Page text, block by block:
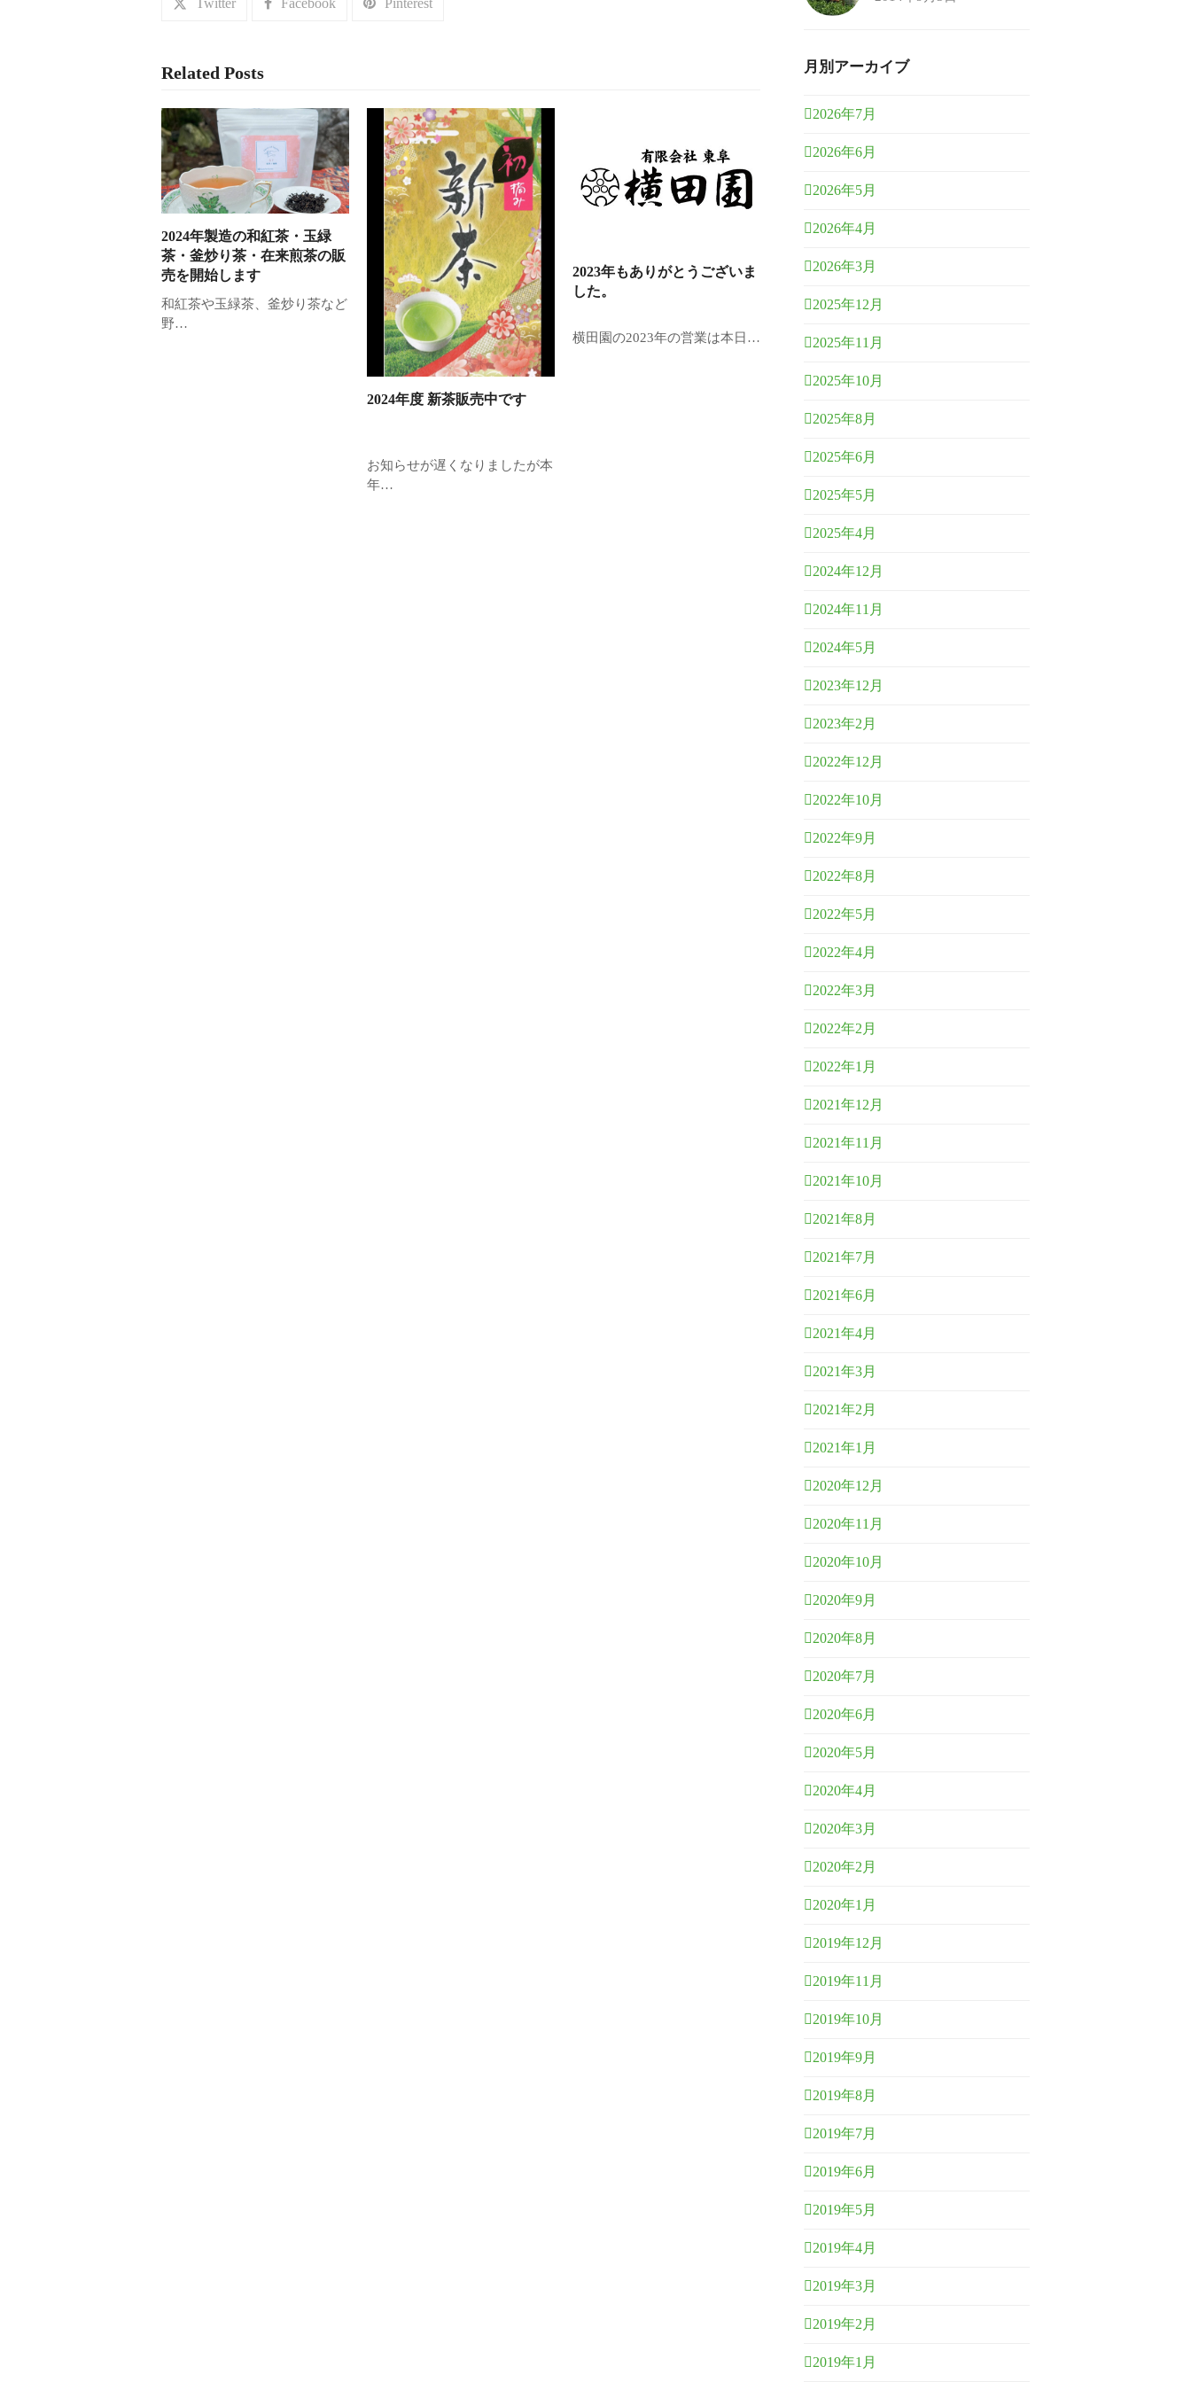
Twitter Facebook Pinterest
Related Posts
2024年製造の和紅茶・玉緑
茶・釜炒り茶・在来煎茶の販
売を開始します
和紅茶や玉緑茶、釜炒り茶など
野…
2024年度 新茶販売中です
お知らせが遅くなりましたが本
年…
2023年もありがとうございま
した。
横田園の2023年の営業は本日…
月別アーカイブ
2026年7月
2026年6月
2026年5月
2026年4月
2026年3月
2025年12月
2025年11月
2025年10月
2025年8月
2025年6月
2025年5月
2025年4月
2024年12月
2024年11月
2024年5月
2023年12月
2023年2月
2022年12月
2022年10月
2022年9月
2022年8月
2022年5月
2022年4月
2022年3月
2022年2月
2022年1月
2021年12月
2021年11月
2021年10月
2021年8月
2021年7月
2021年6月
2021年4月
2021年3月
2021年2月
2021年1月
2020年12月
2020年11月
2020年10月
2020年9月
2020年8月
2020年7月
2020年6月
2020年5月
2020年4月
2020年3月
2020年2月
2020年1月
2019年12月
2019年11月
2019年10月
2019年9月
2019年8月
2019年7月
2019年6月
2019年5月
2019年4月
2019年3月
2019年2月
2019年1月